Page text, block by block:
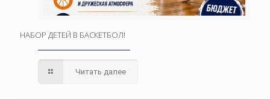
НАБОР ДЕТЕЙ В БАСКЕТБОЛ!
Читать далее